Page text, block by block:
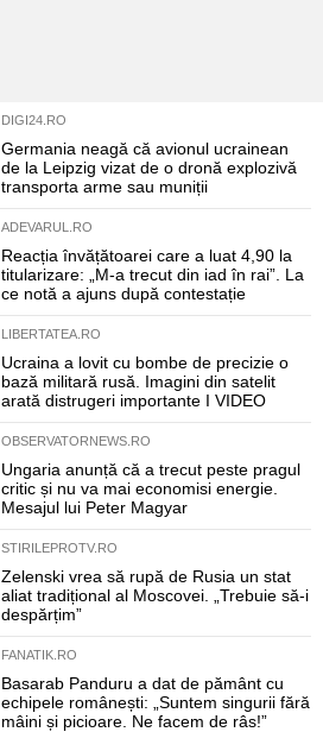
DIGI24.RO
Germania neagă că avionul ucrainean
de la Leipzig vizat de o dronă explozivă
transporta arme sau muniții
ADEVARUL.RO
Reacția învățătoarei care a luat 4,90 la
titularizare: „M-a trecut din iad în rai”. La
ce notă a ajuns după contestație
LIBERTATEA.RO
Ucraina a lovit cu bombe de precizie o
bază militară rusă. Imagini din satelit
arată distrugeri importante I VIDEO
OBSERVATORNEWS.RO
Ungaria anunță că a trecut peste pragul
critic și nu va mai economisi energie.
Mesajul lui Peter Magyar
STIRILEPROTV.RO
Zelenski vrea să rupă de Rusia un stat
aliat tradițional al Moscovei. „Trebuie să-i
despărțim”
FANATIK.RO
Basarab Panduru a dat de pământ cu
echipele românești: „Suntem singurii fără
mâini și picioare. Ne facem de râs!”